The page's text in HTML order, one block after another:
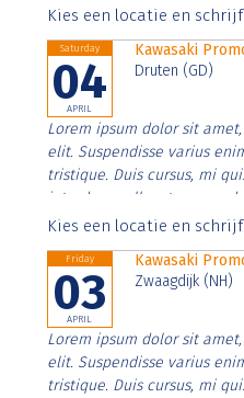
Aenean faucibus nibh et
Kies een locatie en
Saturday
04
APRIL
Kawasaki
Druten (GD)
Lorem ipsum dolor sit
elit. Suspendisse varius
tristique. Duis cursus, mi
interdum nulla, ut
Aenean faucibus nibh et
Kies een locatie en
Friday
03
APRIL
Kawasaki
Zwaagdijk (NH)
Lorem ipsum dolor sit
elit. Suspendisse varius
tristique. Duis cursus, mi